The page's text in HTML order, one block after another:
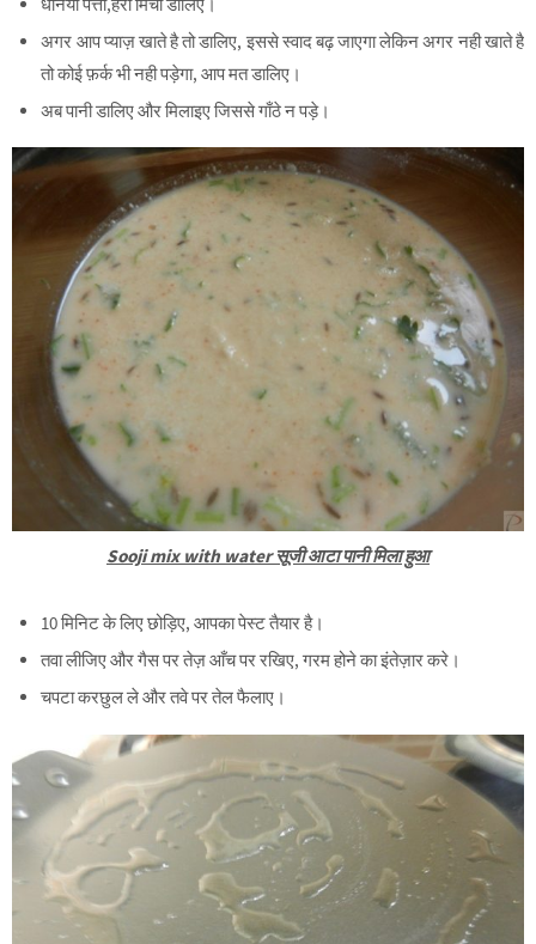
अगर आप प्याज़ खाते है तो डालिए, इससे स्वाद बढ़ जाएगा लेकिन अगर नही खाते है
तो कोई फ़र्क भी नही पड़ेगा, आप मत डालिए।
अब पानी डालिए और मिलाइए जिससे गाँठे न पड़े।
Sooji mix with water सूजी आटा पानी मिला हुआ
10 मिनिट के लिए छोड़िए, आपका पेस्ट तैयार है।
तवा लीजिए और गैस पर तेज़ आँच पर रखिए, गरम होने का इंतेज़ार करे।
चपटा करछुल ले और तवे पर तेल फैलाए।